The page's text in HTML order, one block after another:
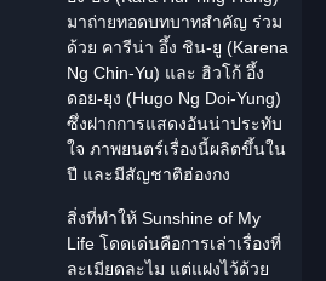
มาถ่ายทอดบทบาทสำคัญ ร่วม
ด้วย คารีน่า อึ้ง ชิน-ยู (Karena
Ng Chin-Yu) และ ฮิวโก้ อึ้ง
ดอย-ยุง (Hugo Ng Doi-Yung)
ซึ่งฝากการแสดงอันน่าประทับ
ใจ ภาพยนตร์เรื่องนี้ผลิตขึ้นใน
ปี และมีสัญชาติฮ่องกง
สิ่งที่ทำให้ Sunshine of My
Life โดดเด่นคือการเล่าเรื่องที่
ละเมียดละไม แต่แฝงไว้ด้วย